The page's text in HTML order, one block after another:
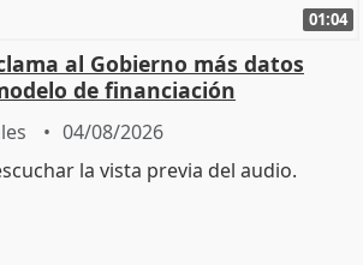
01:04
al Gobierno más datos
de financiación
04/08/2026